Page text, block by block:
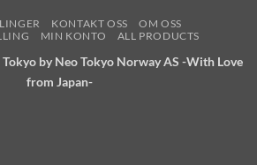
KONTAKT OSS
OM OSS
MIN KONTO ALL PRODUCTS
Tokyo by Neo Tokyo Norway AS -With Love
from Japan-